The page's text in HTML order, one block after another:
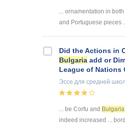
... ornamentation in both
and Portuguese pieces ...
Did the Actions in
Bulgaria add or
League of Nations
Эссе для средней
... be Corfu and Bulgaria
indeed increased ...